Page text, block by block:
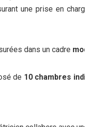
une prise en
dans un cadre
de 10 chambres